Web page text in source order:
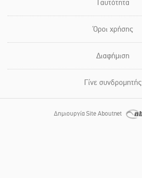
Ταυτότητα
Όροι χρήσης
Διαφήμιση
Γίνε συνδρομητής
Δημιουργία Site Aboutnet